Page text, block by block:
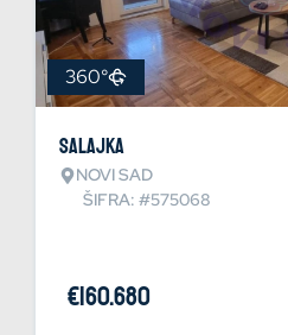
360°
Salajka
NOVI SAD
ŠIFRA: #575068
€160.680